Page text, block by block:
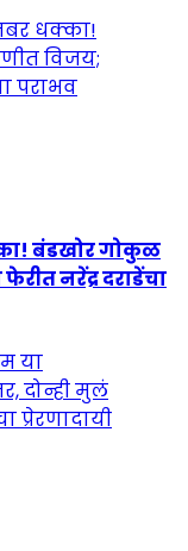
बंडखोर गोकुळ
नरेंद्र दराडेंचा